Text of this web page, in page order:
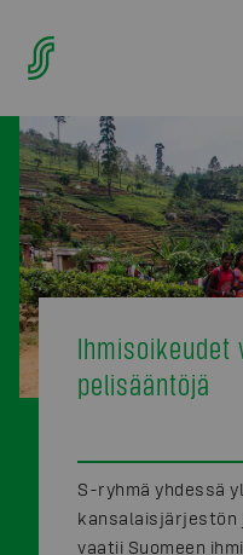
Ihmisoikeudet
pelisääntöjä
S-ryhmä yhdessä
kansalaisjärjestön
vaatii Suomeen